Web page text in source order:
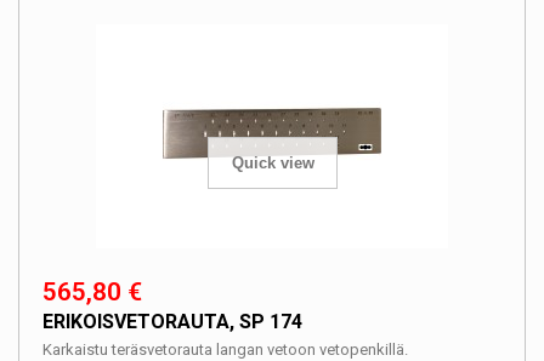
Quick view
565,80 €
ERIKOISVETORAUTA, SP 174
Karkaistu teräsvetorauta langan vetoon vetopenkillä.